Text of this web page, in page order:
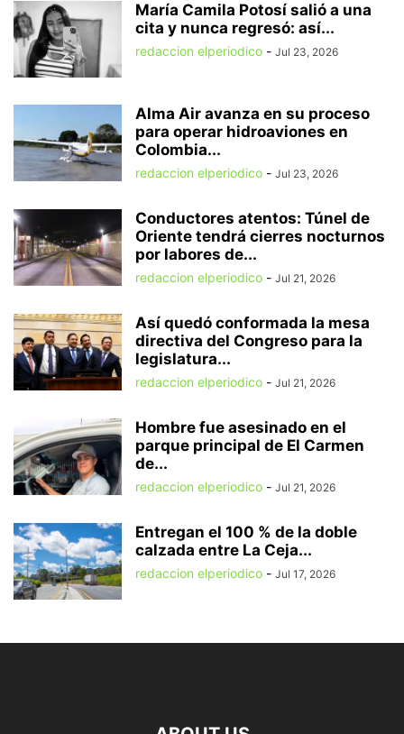
María Camila Potosí salió a una
cita y nunca regresó: así...
redaccion elperiodico - Jul 23, 2026
Alma Air avanza en su proceso
para operar hidroaviones en
Colombia...
redaccion elperiodico - Jul 23, 2026
Conductores atentos: Túnel de
Oriente tendrá cierres nocturnos
por labores de...
redaccion elperiodico - Jul 21, 2026
Así quedó conformada la mesa
directiva del Congreso para la
legislatura...
redaccion elperiodico - Jul 21, 2026
Hombre fue asesinado en el
parque principal de El Carmen
de...
redaccion elperiodico - Jul 21, 2026
Entregan el 100 % de la doble
calzada entre La Ceja...
redaccion elperiodico - Jul 17, 2026